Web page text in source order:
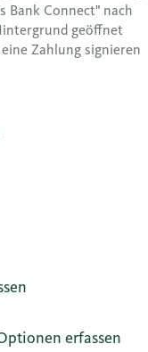
Bank Connect" nach
geöffnet
Zahlung signieren
erfassen